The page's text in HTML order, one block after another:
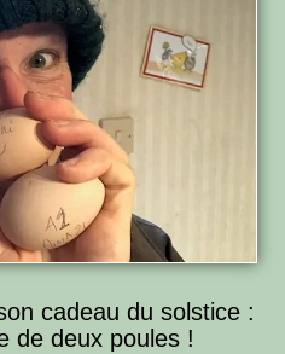
cadeau du solstice :
de deux poules !